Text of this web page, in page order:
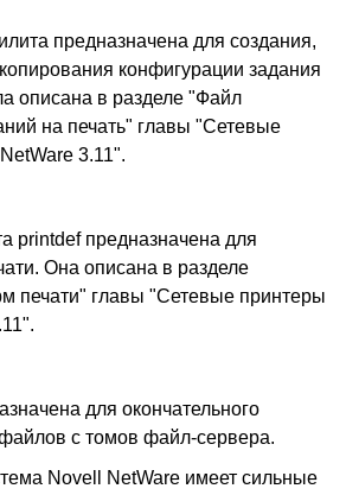
предназначена для создания,
конфигурации задания
описана в разделе "Файл
на печать" главы "Сетевые
3.11".
printdef предназначена для
Она описана в разделе
печати" главы "Сетевые принтеры
для окончательного
с томов файл-сервера.
Novell NetWare имеет сильные